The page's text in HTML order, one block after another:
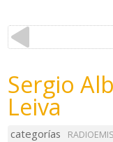
Sergio
Leiva
categorías